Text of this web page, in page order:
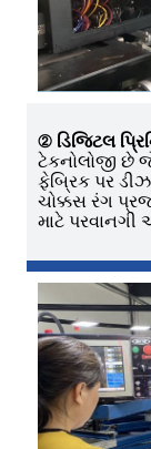
② ડિજિટલ
ટેકનોલોજી છે
ફેબ્રિક પર
ચોક્કસ રંગ
માટે